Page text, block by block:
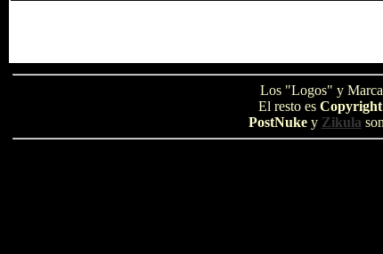
Los "Logos" y
El resto es Copyright
PostNukey Zikula